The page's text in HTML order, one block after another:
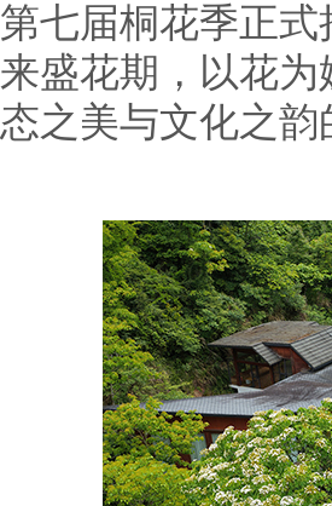
第七届桐花季正
来盛花期，以花
态之美与文化之